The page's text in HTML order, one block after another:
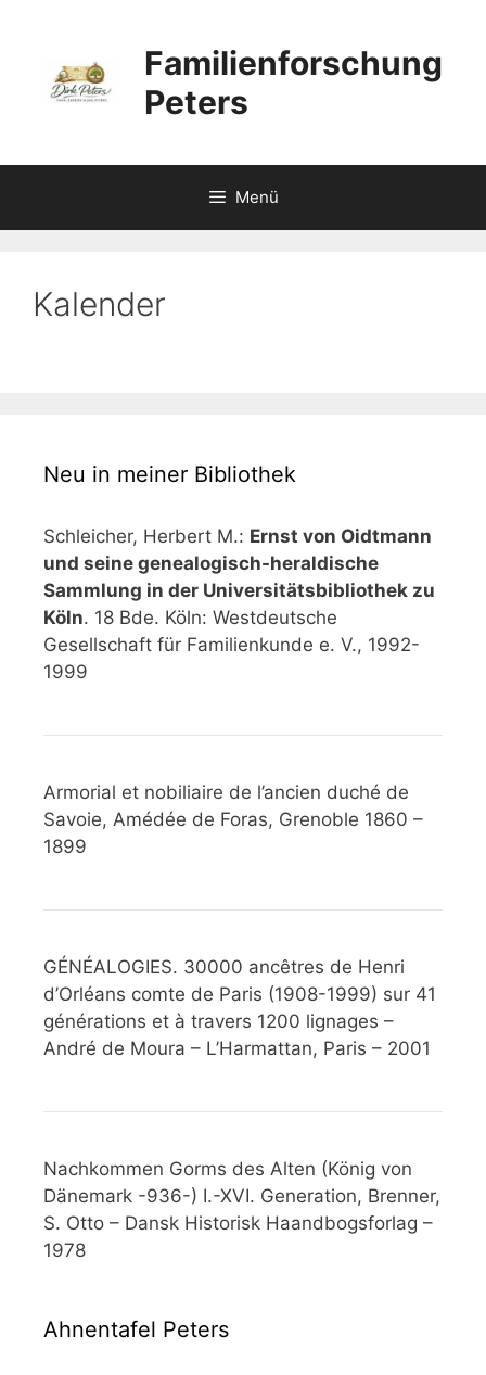
springen
Familienforschung
Peters
Menü
Kalender
Neu in meiner Bibliothek
Schleicher, Herbert M.: Ernst von Oidtmann
und seine genealogisch-heraldische
Sammlung in der Universitätsbibliothek zu
Köln. 18 Bde. Köln: Westdeutsche
Gesellschaft für Familienkunde e. V., 1992-
1999
Armorial et nobiliaire de l’ancien duché de
Savoie, Amédée de Foras, Grenoble 1860 –
1899
GÉNÉALOGIES. 30000 ancêtres de Henri
d’Orléans comte de Paris (1908-1999) sur 41
générations et à travers 1200 lignages –
André de Moura – L’Harmattan, Paris – 2001
Nachkommen Gorms des Alten (König von
Dänemark -936-) I.-XVI. Generation, Brenner,
S. Otto – Dansk Historisk Haandbogsforlag –
1978
Ahnentafel Peters